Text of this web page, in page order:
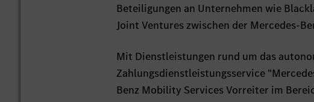
Beteiligungen an Unternehmen wie
Joint Ventures zwischen der Mercedes-
Mit Dienstleistungen rund um das
Zahlungsdienstleistungsservice
Benz Mobility Services Vorreiter im